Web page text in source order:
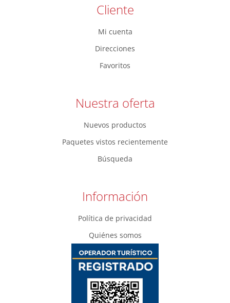
Cliente
Mi cuenta
Direcciones
Favoritos
Nuestra oferta
Nuevos productos
Paquetes vistos recientemente
Búsqueda
Información
Política de privacidad
Quiénes somos